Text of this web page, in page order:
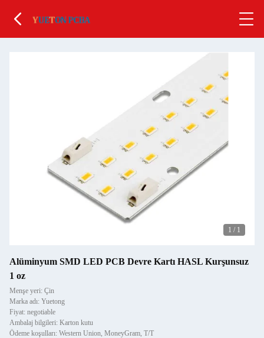
1 / 1
Alüminyum SMD LED PCB Devre Kartı HASL Kurşunsuz
1 oz
Menşe yeri: Çin
Marka adı: Yuetong
Fiyat: negotiable
Ambalaj bilgileri: Karton kutu
Ödeme koşulları: Western Union, MoneyGram, T/T